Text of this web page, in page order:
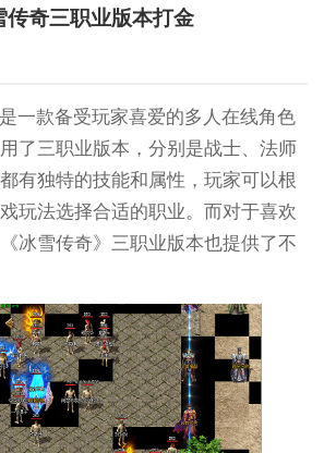
传奇三职业版本打金
是一款备受玩家喜爱的多人在线角色
了三职业版本，分别是战士、法师
有独特的技能和属性，玩家可以根
玩法选择合适的职业。而对于喜欢
冰雪传奇》三职业版本也提供了不